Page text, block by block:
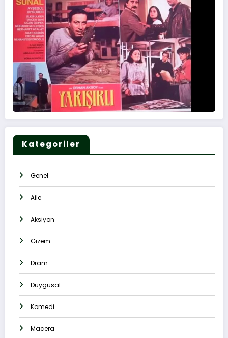
Kategoriler
Genel
Aile
Aksiyon
Gizem
Dram
Duygusal
Komedi
Macera